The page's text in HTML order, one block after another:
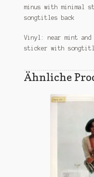
minus with minimal
songtitles back
Vinyl: near mint and
sticker with
Ähnliche